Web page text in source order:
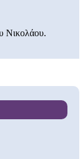
Νικολάου.